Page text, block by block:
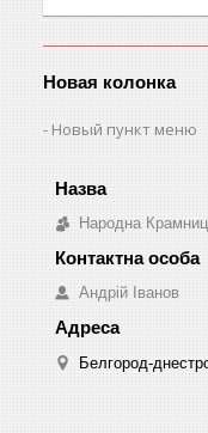
Новая колонка
Новый пункт меню
Народна
Андрій Іванов
Белгород-